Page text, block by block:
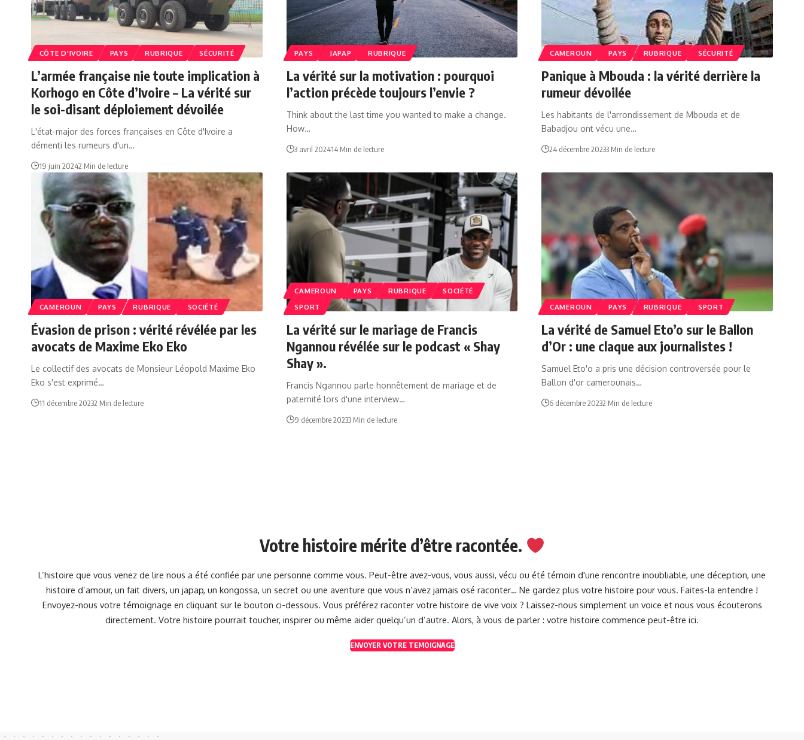
CÔTE D'IVOIRE PAYS RUBRIQUE SÉCURITÉ
L’armée française nie toute implication à
Korhogo en Côte d’Ivoire – La vérité sur
le soi-disant déploiement dévoilée
L'état-major des forces françaises en Côte d'Ivoire a
démenti les rumeurs d'un…
19 juin 20242 Min de lecture
PAYS JAPAP RUBRIQUE
La vérité sur la motivation : pourquoi
l’action précède toujours l’envie ?
Think about the last time you wanted to make a change.
How…
3 avril 202414 Min de lecture
CAMEROUN PAYS RUBRIQUE SÉCURITÉ
Panique à Mbouda : la vérité derrière la
rumeur dévoilée
Les habitants de l'arrondissement de Mbouda et de
Babadjou ont vécu une…
24 décembre 20233 Min de lecture
CAMEROUN PAYS RUBRIQUE SOCIÉTÉ
Évasion de prison : vérité révélée par les
avocats de Maxime Eko Eko
Le collectif des avocats de Monsieur Léopold Maxime Eko
Eko s'est exprimé…
11 décembre 20232 Min de lecture
CAMEROUN PAYS RUBRIQUE
SOCIÉTÉ
SPORT
La vérité sur le mariage de Francis
Ngannou révélée sur le podcast « Shay
Shay ».
Francis Ngannou parle honnêtement de mariage et de
paternité lors d'une interview…
9 décembre 20233 Min de lecture
CAMEROUN PAYS RUBRIQUE SPORT
La vérité de Samuel Eto’o sur le Ballon
d’Or : une claque aux journalistes !
Samuel Eto'o a pris une décision controversée pour le
Ballon d'or camerounais…
6 décembre 20232 Min de lecture
Votre histoire mérite d’être racontée.
L’histoire que vous venez de lire nous a été confiée par une personne comme vous. Peut-être avez-vous, vous aussi, vécu ou été témoin d'une rencontre inoubliable, une déception, une
histoire d’amour, un fait divers, un japap, un kongossa, un secret ou une aventure que vous n’avez jamais osé raconter… Ne gardez plus votre histoire pour vous. Faites-la entendre !
Envoyez-nous votre témoignage en cliquant sur le bouton ci-dessous. Vous préférez raconter votre histoire de vive voix ? Laissez-nous simplement un voice et nous vous écouterons
directement. Votre histoire pourrait toucher, inspirer ou même aider quelqu’un d’autre. Alors, à vous de parler : votre histoire commence peut-être ici.
ENVOYER VOTRE TEMOIGNAGE